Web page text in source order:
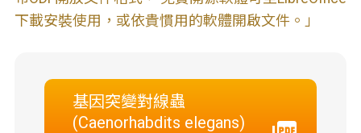
下載安裝使用，或依貴慣用的軟體開啟文件。」
基因突變對線蟲
(Caenorhabdits elegans)